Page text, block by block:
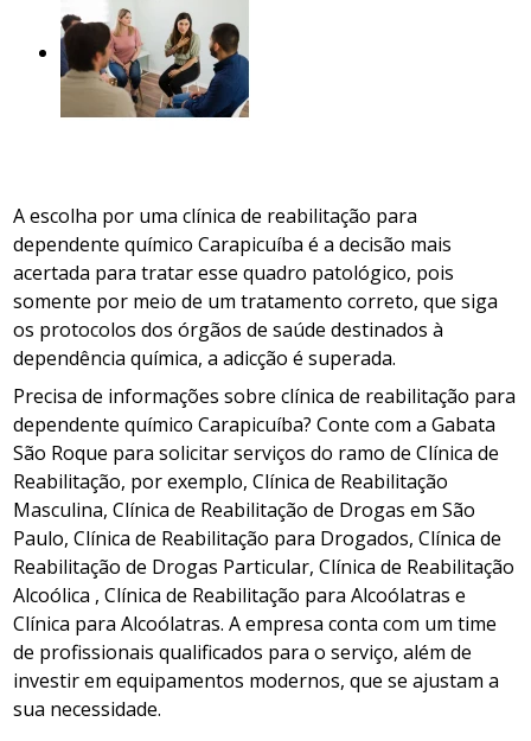
A escolha por uma clínica de reabilitação para
dependente químico Carapicuíba é a decisão mais
acertada para tratar esse quadro patológico, pois
somente por meio de um tratamento correto, que siga
os protocolos dos órgãos de saúde destinados à
dependência química, a adicção é superada.
Precisa de informações sobre clínica de reabilitação para
dependente químico Carapicuíba? Conte com a Gabata
São Roque para solicitar serviços do ramo de Clínica de
Reabilitação, por exemplo, Clínica de Reabilitação
Masculina, Clínica de Reabilitação de Drogas em São
Paulo, Clínica de Reabilitação para Drogados, Clínica de
Reabilitação de Drogas Particular, Clínica de Reabilitação
Alcoólica , Clínica de Reabilitação para Alcoólatras e
Clínica para Alcoólatras. A empresa conta com um time
de profissionais qualificados para o serviço, além de
investir em equipamentos modernos, que se ajustam a
sua necessidade.